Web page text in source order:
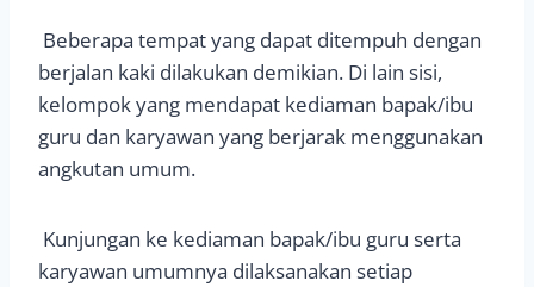
Beberapa tempat yang dapat ditempuh dengan
berjalan kaki dilakukan demikian. Di lain sisi,
kelompok yang mendapat kediaman bapak/ibu
guru dan karyawan yang berjarak menggunakan
angkutan umum.
Kunjungan ke kediaman bapak/ibu guru serta
karyawan umumnya dilaksanakan setiap